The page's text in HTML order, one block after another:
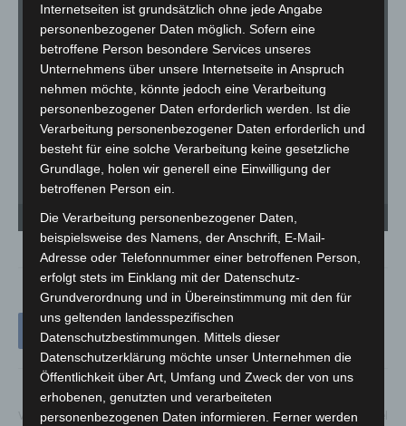
Die Buswendeanlage an der Pferderennbahn Langenhagen / Gymnasium. - ©
LGHNews
Vorheriger Artikel Nächster Artikel
Internetseiten ist grundsätzlich ohne jede Angabe
personenbezogener Daten möglich. Sofern eine
betroffene Person besondere Services unseres
Unternehmens über unsere Internetseite in Anspruch
nehmen möchte, könnte jedoch eine Verarbeitung
personenbezogener Daten erforderlich werden. Ist die
Verarbeitung personenbezogener Daten erforderlich und
besteht für eine solche Verarbeitung keine gesetzliche
Grundlage, holen wir generell eine Einwilligung der
betroffenen Person ein.
Die Verarbeitung personenbezogener Daten,
beispielsweise des Namens, der Anschrift, E-Mail-
Adresse oder Telefonnummer einer betroffenen Person,
erfolgt stets im Einklang mit der Datenschutz-
Grundverordnung und in Übereinstimmung mit den für
uns geltenden landesspezifischen
Datenschutzbestimmungen. Mittels dieser
Datenschutzerklärung möchte unser Unternehmen die
Öffentlichkeit über Art, Umfang und Zweck der von uns
erhobenen, genutzten und verarbeiteten
personenbezogenen Daten informieren. Ferner werden